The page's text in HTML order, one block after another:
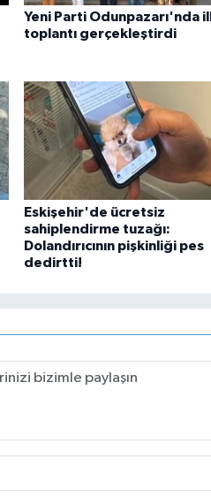
Yeni Parti Odunpazarı'nda
toplantı gerçekleştirdi
Eskişehir'de ücretsiz
sahiplendirme tuzağı:
Dolandırıcının pişkinliği pes
dedirtti!